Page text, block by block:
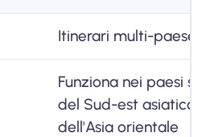
Itinerari multi-paese
Funziona nei paesi
del Sud-est asiatico
dell'Asia orientale